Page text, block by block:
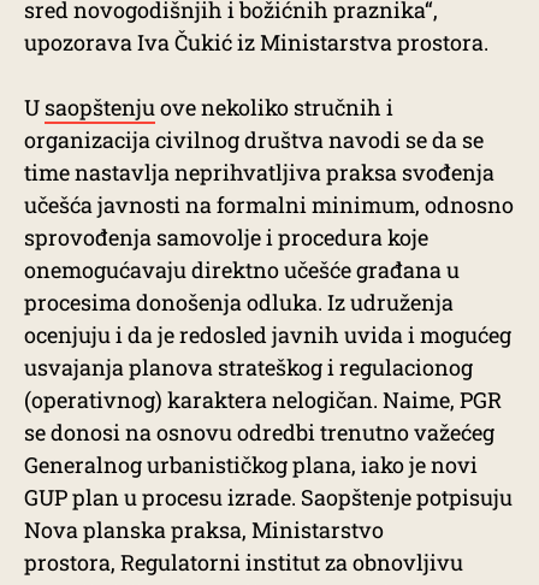
sred novogodišnjih i božićnih praznika“,
upozorava Iva Čukić iz Ministarstva prostora.
U saopštenjuove nekoliko stručnih i
organizacija civilnog društva navodi se da se
time nastavlja neprihvatljiva praksa svođenja
učešća javnosti na formalni minimum, odnosno
sprovođenja samovolje i procedura koje
onemogućavaju direktno učešće građana u
procesima donošenja odluka. Iz udruženja
ocenjuju i da je redosled javnih uvida i mogućeg
usvajanja planova strateškog i regulacionog
(operativnog) karaktera nelogičan. Naime, PGR
se donosi na osnovu odredbi trenutno važećeg
Generalnog urbanističkog plana, iako je novi
GUP plan u procesu izrade. Saopštenje potpisuju
Nova planska praksa, Ministarstvo
prostora, Regulatorni institut za obnovljivu